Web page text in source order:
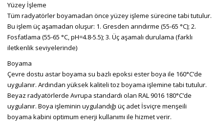
Yüzey İşleme
Tüm radyatörler boyamadan önce yüzey işleme sürecine tabi tutulur.
Bu işlem üç aşamadan oluşur: 1. Gresden arındırme (55-65 °C); 2.
Fosfatlama (55-65 °C, pH=4.8-5.5); 3. Üç aşamalı durulama (farklı
iletkenlik seviyelerinde)
Boyama
Çevre dostu astar boyama su bazlı epoksi ester boya ile 160°C’de
uygulanır. Ardından yüksek kaliteli toz boyama işlemine tabi tutulur.
Beyaz radyatörlerde Avrupa standardı olan RAL 9016 180°C’de
uygulanır. Boya işleminin uygulandığı üç adet İsviçre menşeili
boyama kabini optimum enerji kullanımı ile hizmet verir.